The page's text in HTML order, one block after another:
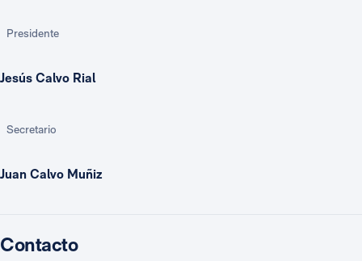
Presidente
Jesús Calvo Rial
Secretario
Juan Calvo Muñiz
Contacto